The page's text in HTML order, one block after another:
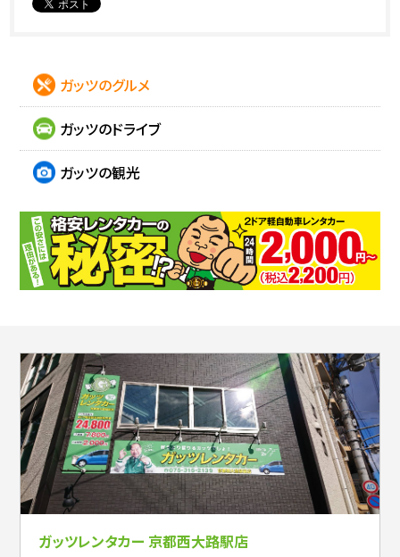
ガッツのグルメ
ガッツのドライブ
ガッツの観光
ガッツレンタカー 京都西大路駅店